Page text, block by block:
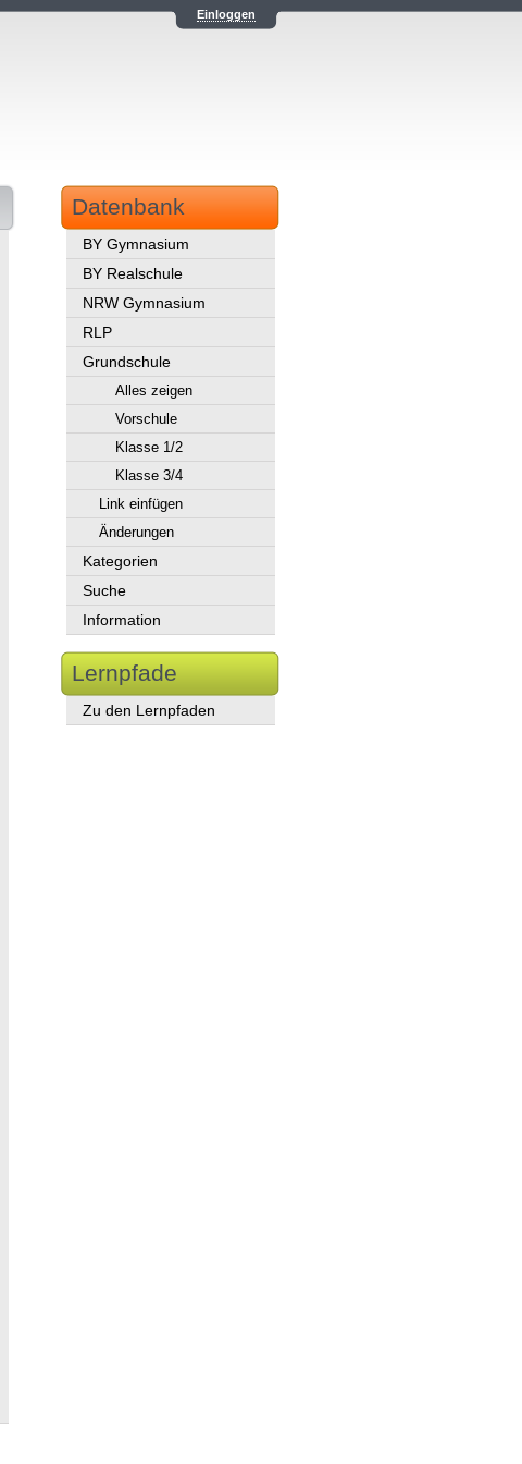
Einloggen
Datenbank
BY Gymnasium
BY Realschule
NRW Gymnasium
RLP
Grundschule
Alles zeigen
Vorschule
Klasse 1/2
Klasse 3/4
Link einfügen
Änderungen
Kategorien
Suche
Information
Lernpfade
Zu den Lernpfaden